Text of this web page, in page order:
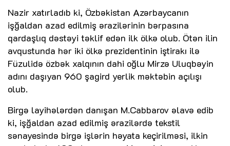
Nazir xatırladıb ki, Özbəkistan Azərbaycanın
işğaldan azad edilmiş ərazilərinin bərpasına
qardaşlıq dəstəyi təklif edən ilk ölkə olub. Ötən ilin
avqustunda hər iki ölkə prezidentinin iştirakı ilə
Füzulidə özbək xalqının dahi oğlu Mirzə Uluqbəyin
adını daşıyan 960 şagird yerlik məktəbin açılışı
olub.
Birgə layihələrdən danışan M.Cabbarov əlavə edib
ki, işğaldan azad edilmiş ərazilərdə tekstil
sənayesində birgə işlərin həyata keçirilməsi, ilkin